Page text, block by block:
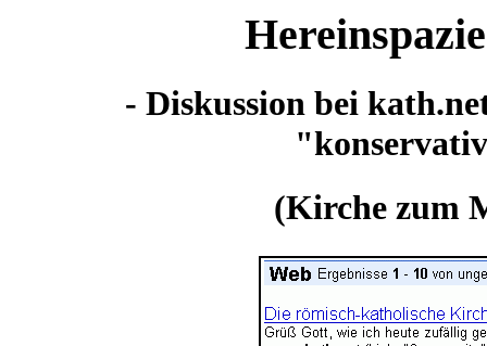
- Diskussion bei
(Kirche zum